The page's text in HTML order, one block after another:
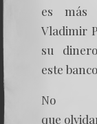
es más
Vladimir
su
este
que